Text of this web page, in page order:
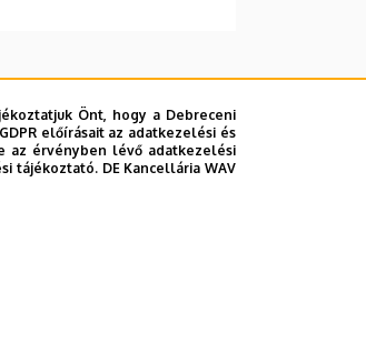
Önt, hogy a Debreceni
előírásait az adatkezelési és
az érvényben lévő adatkezelési
tájékoztató. DE Kancellária WAV